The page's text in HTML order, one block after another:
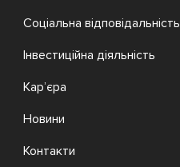
Соціальна відповідальність
Інвестиційна діяльність
Кар’єра
Новини
Контакти